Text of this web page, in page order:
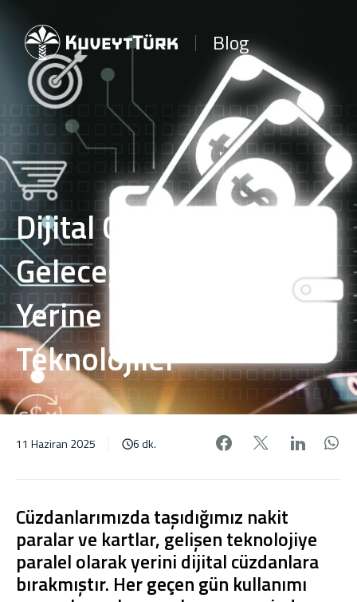
Blog
Dijital Cüzdanların
Geleceği: Nakit Para
Yerine Geçen
Teknolojiler
11 Haziran 2025 6 dk. Facebook'da
X'de
Cüzdanlarımızda taşıdığımız nakit
paralar ve kartlar, gelişen teknolojiye
paralel olarak yerini dijital cüzdanlara
bırakmıştır. Her geçen gün kullanımı